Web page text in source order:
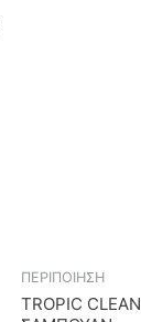
ΠΕΡΙΠΟΙΗΣΗ
TROPIC CLEAN